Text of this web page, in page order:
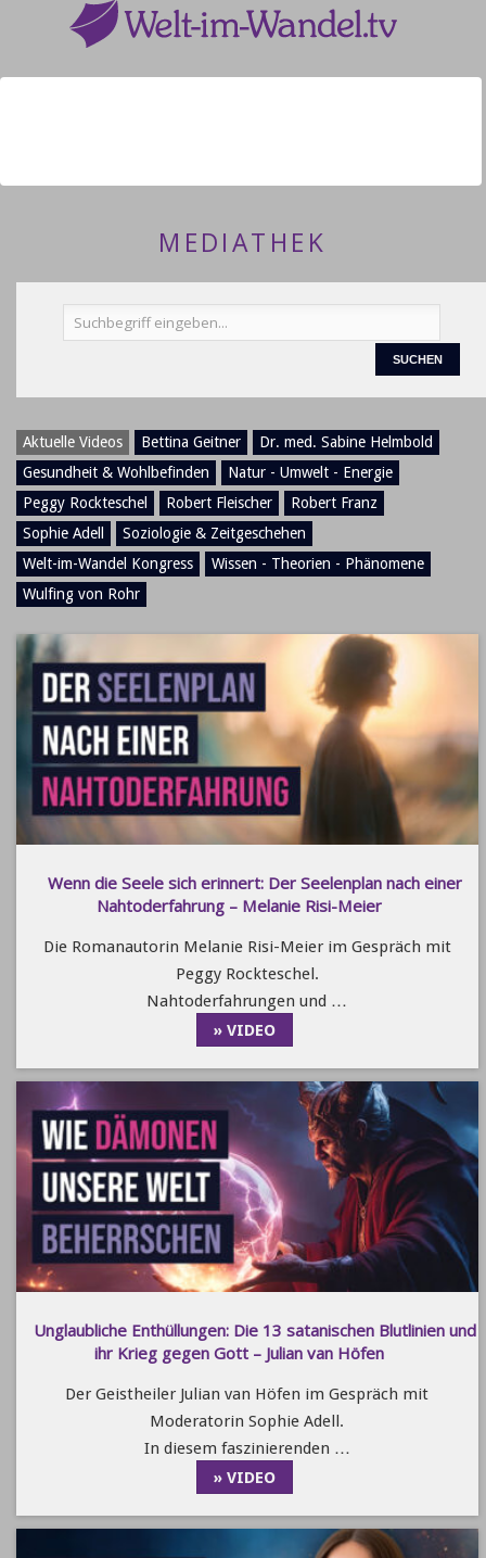
MEDIATHEK
Aktuelle Videos Bettina Geitner
Dr. med. Sabine Helmbold
Gesundheit & Wohlbefinden
Natur - Umwelt - Energie
Peggy Rockteschel
Robert Fleischer
Robert Franz
Sophie Adell
Soziologie & Zeitgeschehen
Welt-im-Wandel Kongress
Wissen - Theorien - Phänomene
Wulfing von Rohr
Wenn die Seele sich erinnert: Der Seelenplan nach einer
Nahtoderfahrung – Melanie Risi-Meier
Die Romanautorin Melanie Risi-Meier im Gespräch mit
Peggy Rockteschel.
Nahtoderfahrungen und …
» VIDEO
Unglaubliche Enthüllungen: Die 13 satanischen Blutlinien und
ihr Krieg gegen Gott – Julian van Höfen
Der Geistheiler Julian van Höfen im Gespräch mit
Moderatorin Sophie Adell.
In diesem faszinierenden …
» VIDEO